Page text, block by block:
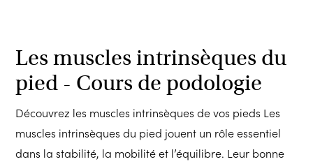
Les muscles intrinsèques du
pied - Cours de podologie
Découvrez les muscles intrinsèques de vos pieds Les
muscles intrinsèques du pied jouent un rôle essentiel
dans la stabilité, la mobilité et l’équilibre. Leur bonne